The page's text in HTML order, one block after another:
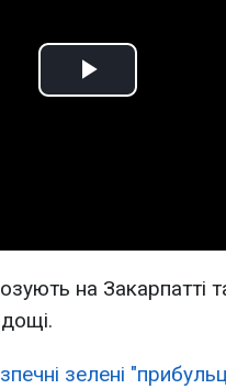
Play
на Закарпатті
зелені